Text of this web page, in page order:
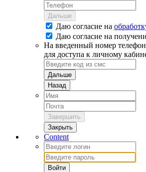
Дальше
Даю согласие на
Даю согласие на
На введенный номер
для доступа к личному
Дальше
Назад
Завершить
Закрыть
Content
Войти